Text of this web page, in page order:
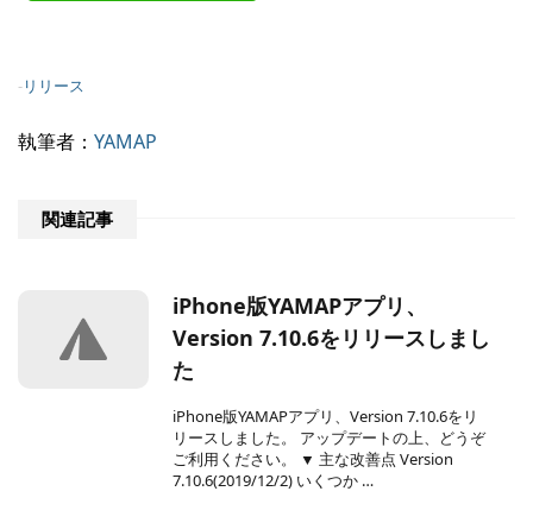
-リリース
執筆者： YAMAP
関連記事
iPhone版YAMAPアプリ、
Version 7.10.6をリリースしまし
た
iPhone版YAMAPアプリ、Version 7.10.6をリ
リースしました。 アップデートの上、どうぞ
ご利用ください。 ▼ 主な改善点 Version
7.10.6(2019/12/2) いくつか …